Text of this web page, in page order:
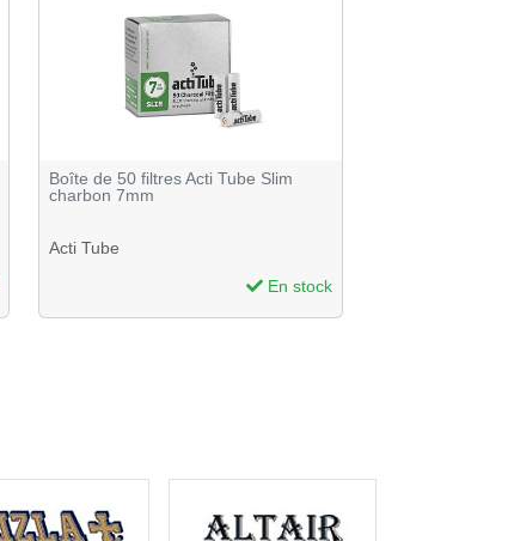
Boîte de 50 filtres Acti Tube Slim
charbon 7mm
Acti Tube
En stock